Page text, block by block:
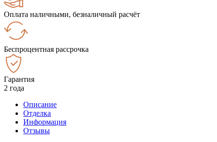
Оплата наличными, безналичный расчёт
Беспроцентная рассрочка
Гарантия
2 года
Описание
Отделка
Информация
Отзывы